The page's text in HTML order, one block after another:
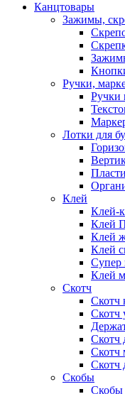
Канцтовары
Зажимы,
Ручки,
Ручки
Лотки для
Клей
Клей-
Клей
Клей
Клей
Супер
Клей
Скотч
Скотч
Скотч
Скотч
Скотч
Скотч
Скобы
Скобы